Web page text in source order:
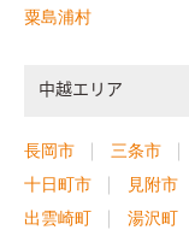
粟島浦村
中越エリア
長岡市 三条市
十日町市
見附市
出雲崎町
湯沢町